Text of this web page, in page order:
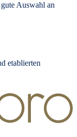
Auswahl an
etablierten